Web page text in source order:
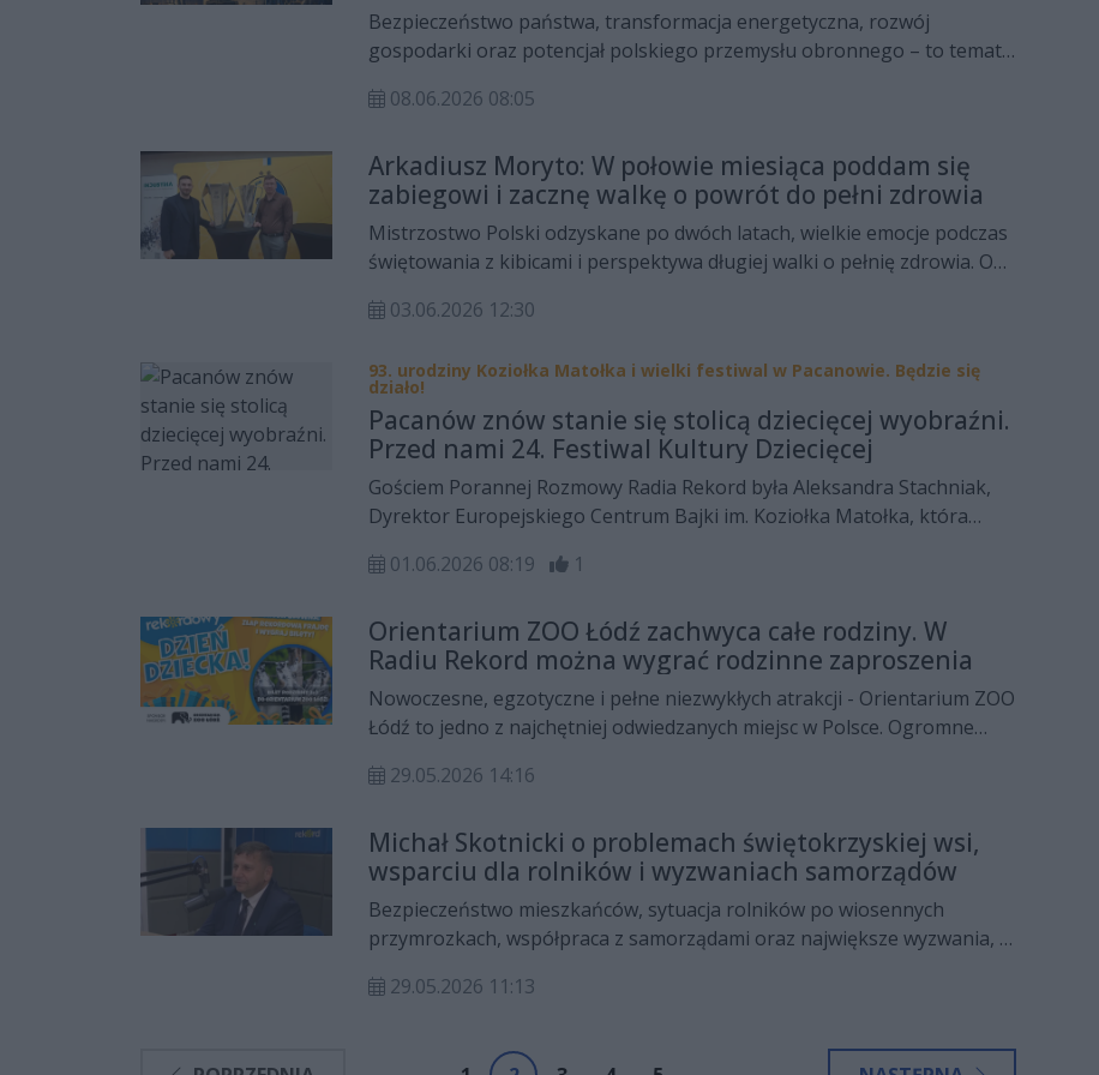
Bezpieczeństwo państwa, transformacja energetyczna, rozwój
gospodarki oraz potencjał polskiego przemysłu obronnego – to tematy,
Ogólnopolskie wydarzenie eksperckie odbędzie się 12 czerwca w Grand
samorządów, biznesu, nauki oraz instytucji odpowiedzialnych za rozwój
i bezpieczeństwo kraju.
08.06.2026 08:05
Arkadiusz Moryto: W połowie miesiąca poddam się
zabiegowi i zacznę walkę o powrót do pełni zdrowia
Mistrzostwo Polski odzyskane po dwóch latach, wielkie emocje podczas
świętowania z kibicami i perspektywa długiej walki o pełnię zdrowia. O
Orlen Wisłą Płock, zmianie trenera oraz planowanej operacji barku na
mistrzów Polski, Arkadiusz Moryto.
03.06.2026 12:30
93. urodziny Koziołka Matołka i wielki festiwal w Pacanowie. Będzie się
działo!
Pacanów znów stanie się stolicą dziecięcej wyobraźni.
Przed nami 24. Festiwal Kultury Dziecięcej
Gościem Porannej Rozmowy Radia Rekord była Aleksandra Stachniak,
Dyrektor Europejskiego Centrum Bajki im. Koziołka Matołka, która
Dziecięcej w Pacanowie. Spektakle, koncerty, kreatywne warsztaty,
ponownie stanie się miejscem pełnym dziecięcej wyobraźni i rodzinnej
energii.
01.06.2026 08:19 1
Orientarium ZOO Łódź zachwyca całe rodziny. W
Radiu Rekord można wygrać rodzinne zaproszenia
Nowoczesne, egzotyczne i pełne niezwykłych atrakcji - Orientarium ZOO
Łódź to jedno z najchętniej odwiedzanych miejsc w Polsce. Ogromne
odwiedzający mogą poczuć się jak podczas podróży do Azji Południowo-
rodzinne wejściówki do tego wyjątkowego miejsca w konkursie
organizowanym przez Radio Rekord.
29.05.2026 14:16
Michał Skotnicki o problemach świętokrzyskiej wsi,
wsparciu dla rolników i wyzwaniach samorządów
Bezpieczeństwo mieszkańców, sytuacja rolników po wiosennych
przymrozkach, współpraca z samorządami oraz największe wyzwania, z
mówił Michał Skotnicki, wicewojewoda świętokrzyski. W trakcie wywiadu
ludności i przyszłości świętokrzyskiej wsi.
29.05.2026 11:13